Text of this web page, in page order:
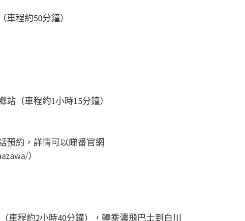
程約50分鐘）
（車程約1小時15分鐘）
預約，詳情可以睇番官網
）
車程約2小時40分鐘），轉乘濃飛巴士到白川